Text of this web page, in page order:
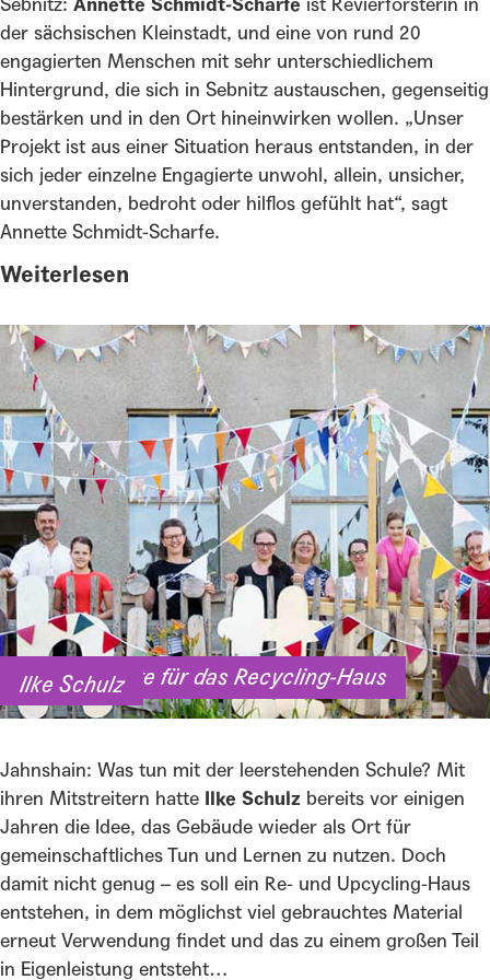
Sebnitz: Annette Schmidt-Scharfe ist Revierförsterin in
der sächsischen Kleinstadt, und eine von rund 20
engagierten Menschen mit sehr unterschiedlichem
Hintergrund, die sich in Sebnitz austauschen, gegenseitig
bestärken und in den Ort hineinwirken wollen. „Unser
Projekt ist aus einer Situation heraus entstanden, in der
sich jeder einzelne Engagierte unwohl, allein, unsicher,
unverstanden, bedroht oder hilflos gefühlt hat“, sagt
Annette Schmidt-Scharfe.
Weiterlesen
Ilke Schulz
Eine Bauhütte für das Recycling-Haus
Jahnshain: Was tun mit der leerstehenden Schule? Mit
ihren Mitstreitern hatte Ilke Schulz bereits vor einigen
Jahren die Idee, das Gebäude wieder als Ort für
gemeinschaftliches Tun und Lernen zu nutzen. Doch
damit nicht genug – es soll ein Re- und Upcycling-Haus
entstehen, in dem möglichst viel gebrauchtes Material
erneut Verwendung findet und das zu einem großen Teil
in Eigenleistung entsteht…